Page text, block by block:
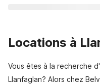
Locations à
Vous êtes à la recherche
Llanfaglan? Alors chez